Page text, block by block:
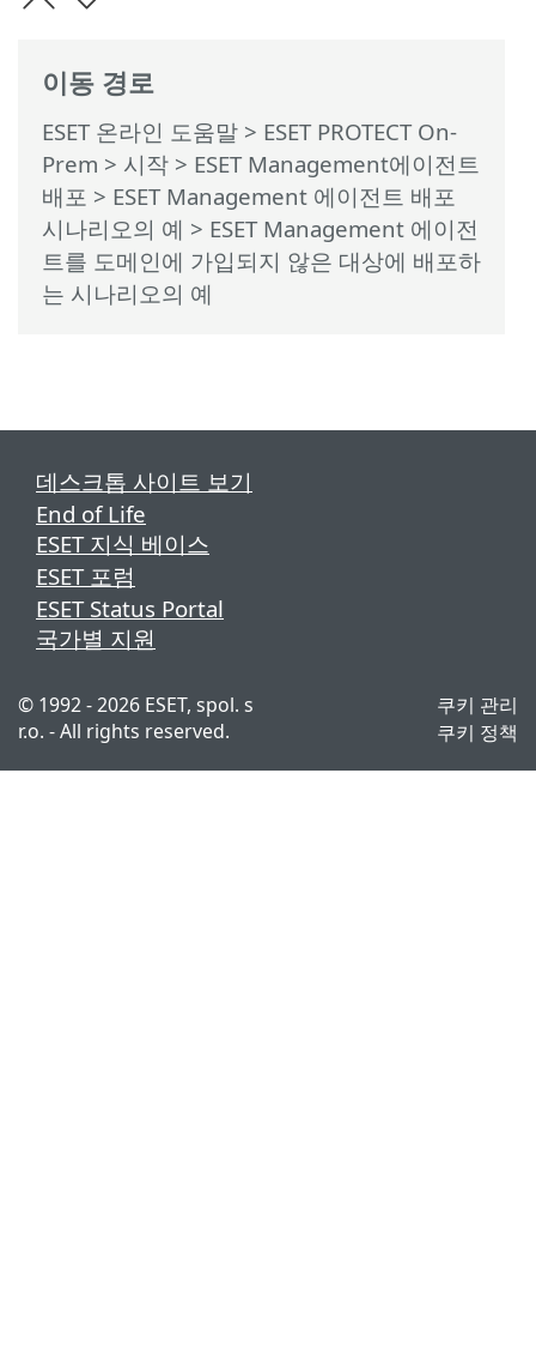
이동 경로
ESET 온라인 도움말 > ESET PROTECT On-
Prem > 시작 > ESET Management에이전트
배포 > ESET Management 에이전트 배포
시나리오의 예 > ESET Management 에이전
트를 도메인에 가입되지 않은 대상에 배포하
는 시나리오의 예
데스크톱 사이트 보기
End of Life
ESET 지식 베이스
ESET 포럼
ESET Status Portal
국가별 지원
© 1992 - 2026 ESET, spol. s
r.o. - All rights reserved.
쿠키 관리
쿠키 정책